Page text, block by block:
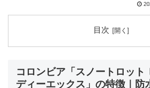
目次
コロンビア「スノートロット
ディーエックス」の特徴｜防